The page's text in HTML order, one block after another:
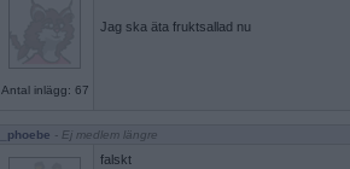
Antal inlägg: 67
Jag ska äta fruktsallad nu
_phoebe - Ej medlem längre
falskt